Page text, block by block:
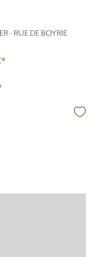
- RUE DE BOYRIE